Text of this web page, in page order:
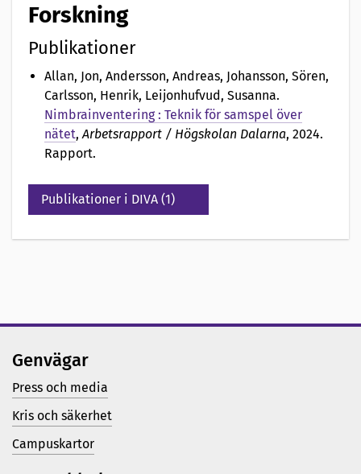
Forskning
Publikationer
Allan, Jon, Andersson, Andreas, Johansson, Sören,
Carlsson, Henrik, Leijonhufvud, Susanna.
Nimbrainventering : Teknik för samspel över
nätet, Arbetsrapport / Högskolan Dalarna, 2024.
Rapport.
Publikationer i DIVA (1)
Genvägar
Press och media
Kris och säkerhet
Campuskartor